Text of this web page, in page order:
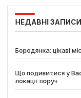
НЕДАВНІ ЗАПИСИ
Бородянка: цікаві
Що подивитися у
локації поруч